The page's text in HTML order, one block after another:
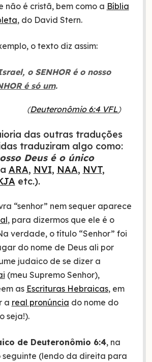
não é cristã, bem como a Bíblia
, do David Stern.
o texto diz assim:
o SENHOR é o nosso
é só um.
(Deuteronômio 6:4 VFL)
das outras traduções
traduziram algo como:
Deus é o único
ARA, NVI, NAA, NVT,
etc.).
“senhor” nem sequer aparece
, para dizermos que ele é o
verdade, o título “Senhor” foi
do nome de Deus ali por
judaico de se dizer a
(meu Supremo Senhor),
as Escrituras Hebraicas, em
a real pronúncia do nome do
seja!).
de Deuteronômio 6:4, na
seguinte (lendo da direita para